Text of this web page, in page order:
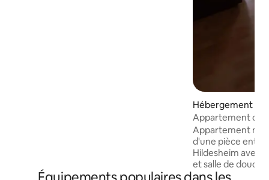
Hébergement ⋅
Appartement de
Appartement
d'une pièce entre
Hildesheim avec
et salle de
canapé-lit